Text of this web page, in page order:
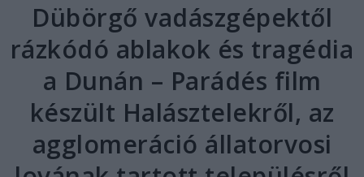
Dübörgő vadászgépektől
rázkódó ablakok és tragédia
a Dunán – Parádés film
készült Halásztelekről, az
agglomeráció állatorvosi